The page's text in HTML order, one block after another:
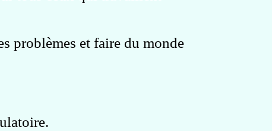
problèmes et faire du monde